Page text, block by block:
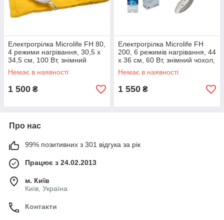
Електрогрілка Microlife FH 80,
4 режими нагрівання, 30,5 x
34,5 см, 100 Вт, знімний
чохол, Швейцарія
Немає в наявності
1 500 ₴
Електрогрілка Microlife FH
200, 6 режимів нагрівання, 44
x 36 см, 60 Вт, знімний чохол,
Швейцарія
Немає в наявності
1 550 ₴
Про нас
99% позитивних з 301 відгука за рік
Працює з 24.02.2013
м. Київ
Київ, Україна
Контакти